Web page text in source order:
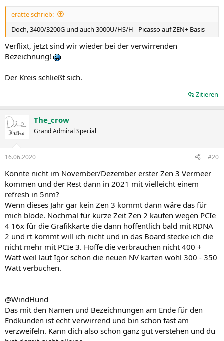
eratte schrieb:
Doch, 3400/3200G und auch 3000U/HS/H - Picasso auf ZEN+ Basis
Verflixt, jetzt sind wir wieder bei der verwirrenden
Bezeichnung!
Der Kreis schließt sich.
Zitieren
The_crow
Grand Admiral Special
16.06.2020 #20
Könnte nicht im November/Dezember erster Zen 3 Vermeer
kommen und der Rest dann in 2021 mit vielleicht einem
refresh in 5nm?
Wenn dieses Jahr gar kein Zen 3 kommt dann wäre das für
mich blöde. Nochmal für kurze Zeit Zen 2 kaufen wegen PCIe
4 16x für die Grafikkarte die dann hoffentlich bald mit RDNA
2 und rt kommt will ich nicht und in das Board stecke ich die
nicht mehr mit PCIe 3. Hoffe die verbrauchen nicht 400 +
Watt weil laut Igor schon die neuen NV karten wohl 300 - 350
Watt verbuchen.
@WindHund
Das mit den Namen und Bezeichnungen am Ende für den
Endkunden ist echt verwirrend und bin schon fast am
verzweifeln. Kann dich also schon ganz gut verstehen und du